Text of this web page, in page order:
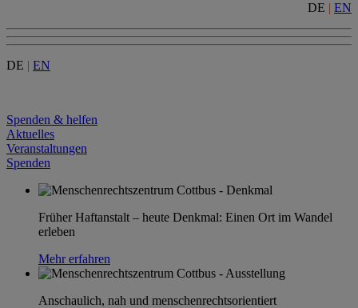
DE | EN
DE | EN
Spenden & helfen
Aktuelles
Veranstaltungen
Spenden
Früher Haftanstalt – heute Denkmal: Einen Ort im Wandel
erleben
Mehr erfahren
Anschaulich, nah und menschenrechtsorientiert